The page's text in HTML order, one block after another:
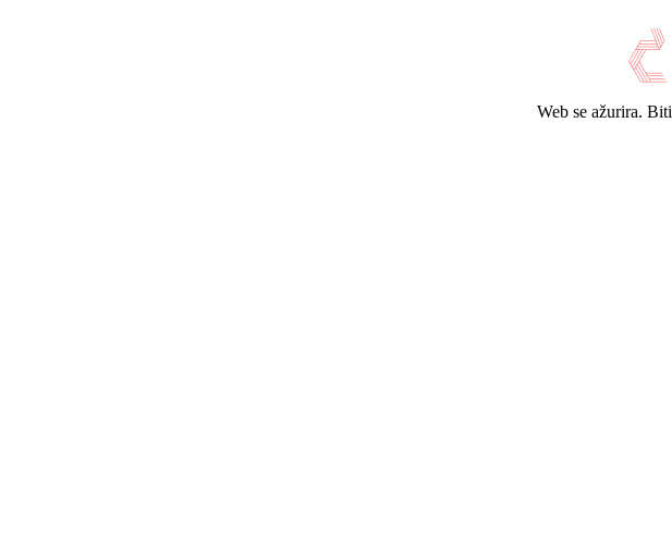
Web se ažurira.